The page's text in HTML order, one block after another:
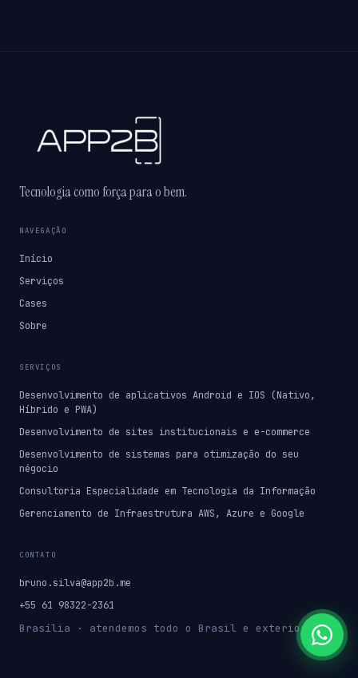
Tecnologia como força para o bem.
NAVEGAÇÃO
Início
Serviços
Cases
Sobre
SERVIÇOS
Desenvolvimento de aplicativos Android e IOS (Nativo,
Híbrido e PWA)
Desenvolvimento de sites institucionais e e-commerce
Desenvolvimento de sistemas para otimização do seu
négocio
Consultoria Especialidade em Tecnologia da Informação
Gerenciamento de Infraestrutura AWS, Azure e Google
CONTATO
bruno.silva@app2b.me
+55 61 98322-2361
Brasília · atendemos todo o Brasil e exterior